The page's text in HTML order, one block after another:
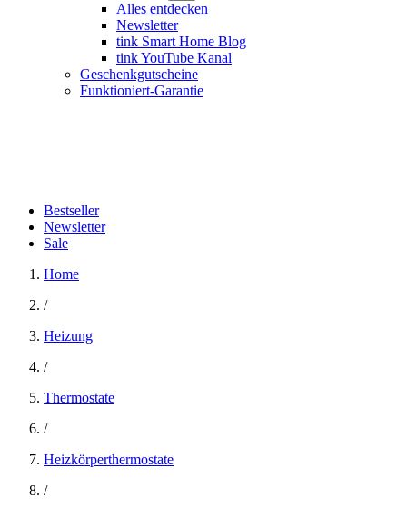
Alles entdecken
Newsletter
tink Smart Home Blog
tink YouTube Kanal
Geschenkgutscheine
Funktioniert-Garantie
Bestseller
Newsletter
Sale
Home
/
Heizung
/
Thermostate
/
Heizkörperthermostate
/